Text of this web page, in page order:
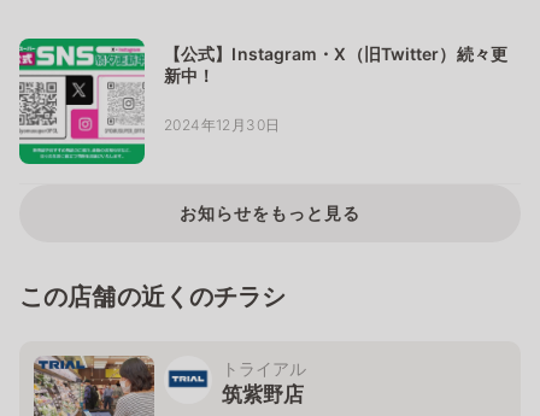
【公式】Instagram・X（旧Twitter）続々更
新中！
2024年12月30日
お知らせをもっと見る
この店舗の近くのチラシ
トライアル
筑紫野店